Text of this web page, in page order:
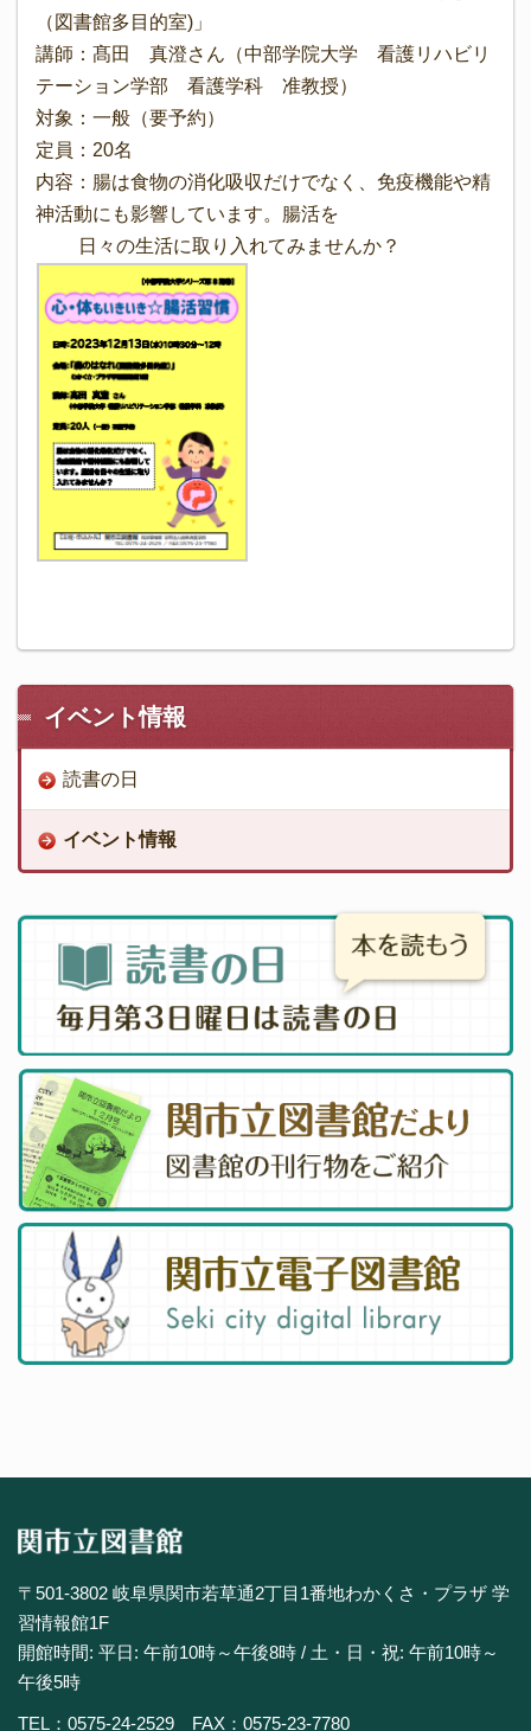
（図書館多目的室)」
講師：髙田 真澄さん（中部学院大学 看護リハビリ
テーション学部 看護学科 准教授）
対象：一般（要予約）
定員：20名
内容：腸は食物の消化吸収だけでなく、免疫機能や精
神活動にも影響しています。腸活を
日々の生活に取り入れてみませんか？
イベント情報
読書の日
イベント情報
〒501-3802 岐阜県関市若草通2丁目1番地わかくさ・プラザ 学
習情報館1F
開館時間: 平日: 午前10時～午後8時 / 土・日・祝: 午前10時～
午後5時
TEL：0575-24-2529 FAX：0575-23-7780